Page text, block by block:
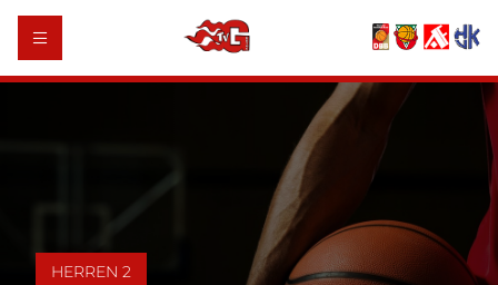
HERREN 2